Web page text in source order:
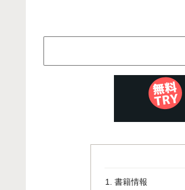
書籍情報